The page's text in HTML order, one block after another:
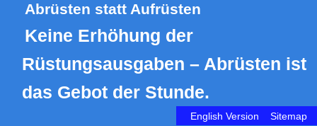
Abrüsten statt Aufrüsten
Keine Erhöhung der
Rüstungsausgaben – Abrüsten ist
das Gebot der Stunde.
English Version Sitemap